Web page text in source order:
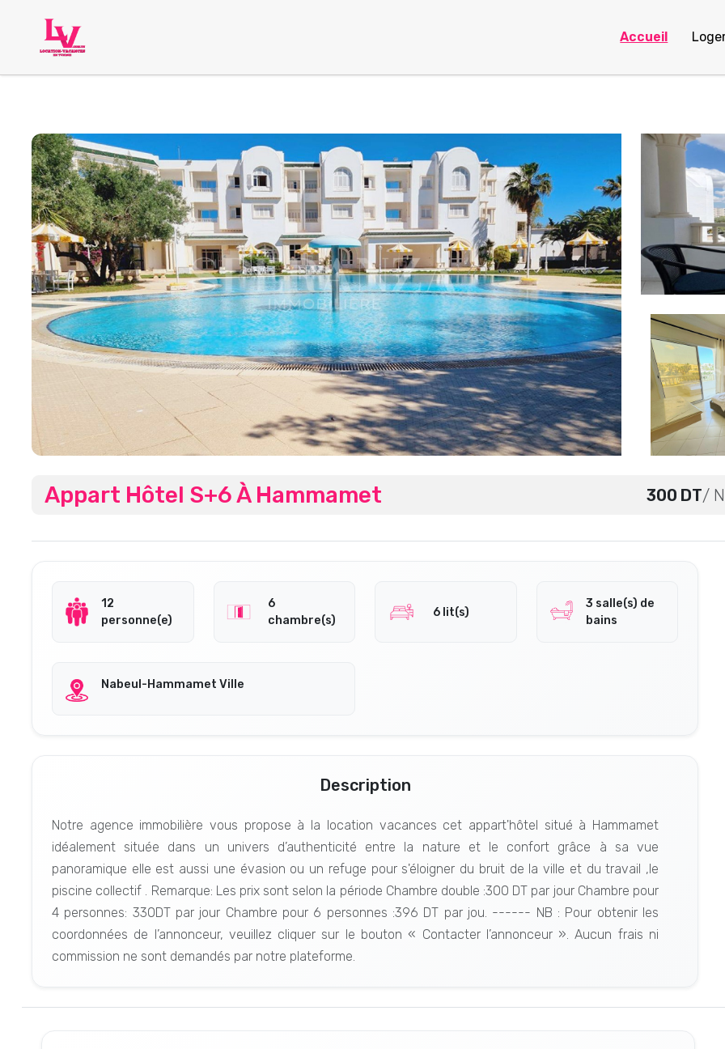
Accueil
Appart Hôtel S+6 À Hammamet 300 DT/
12
personne(e)
6
chambre(s)
6 lit(s)
3 salle(s) de
bains
Nabeul-Hammamet Ville
Description
Notre agence immobilière vous propose à la location vacances cet appart'hôtel situé à Hammamet
idéalement située dans un univers d’authenticité entre la nature et le confort grâce à sa vue
panoramique elle est aussi une évasion ou un refuge pour s'éloigner du bruit de la ville et du travail ,le
piscine collectif . Remarque: Les prix sont selon la période Chambre double :300 DT par jour Chambre pour
4 personnes: 330DT par jour Chambre pour 6 personnes :396 DT par jou. ------ NB : Pour obtenir les
coordonnées de l’annonceur, veuillez cliquer sur le bouton « Contacter l’annonceur ». Aucun frais ni
commission ne sont demandés par notre plateforme.